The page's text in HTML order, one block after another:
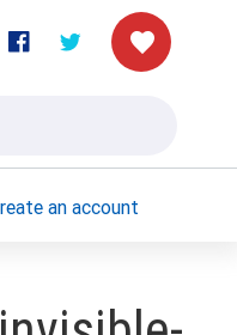
an account